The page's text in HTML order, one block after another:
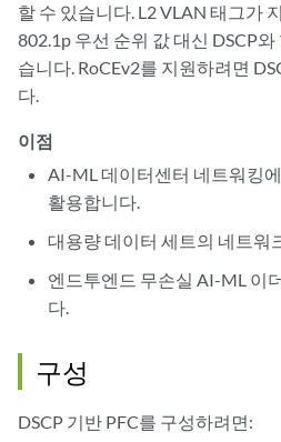
할 수 있습니다. L2 VLAN 태그가
802.1p 우선 순위 값 대신 DSCP
습니다. RoCEv2를 지원하려면
다.
이점
AI-ML 데이터센터 네트워킹
활용합니다.
대용량 데이터 세트의 네트워
엔드투엔드 무손실 AI-ML 이
다.
구성
DSCP 기반 PFC를 구성하려면: